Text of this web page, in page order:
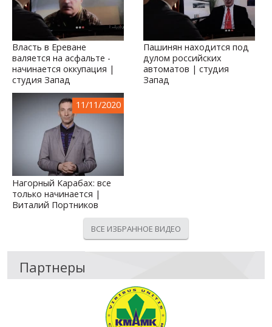
Власть в Ереване
валяется на асфальте -
начинается оккупация |
студия Запад
Пашинян находится под
дулом российских
автоматов | студия
Запад
11/11/2020
Нагорный Карабах: все
только начинается |
Виталий Портников
ВСЕ ИЗБРАННОЕ ВИДЕО
Партнеры